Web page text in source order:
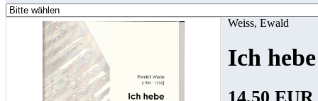
Weiss, Ewald
Ich